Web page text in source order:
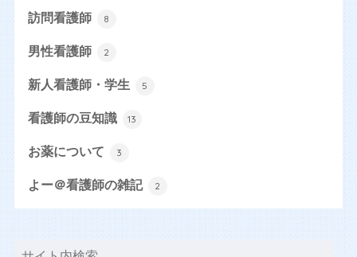
訪問看護師 8
男性看護師 2
新人看護師・学生 5
看護師の豆知識 13
お薬について 3
よー＠看護師の雑記 2